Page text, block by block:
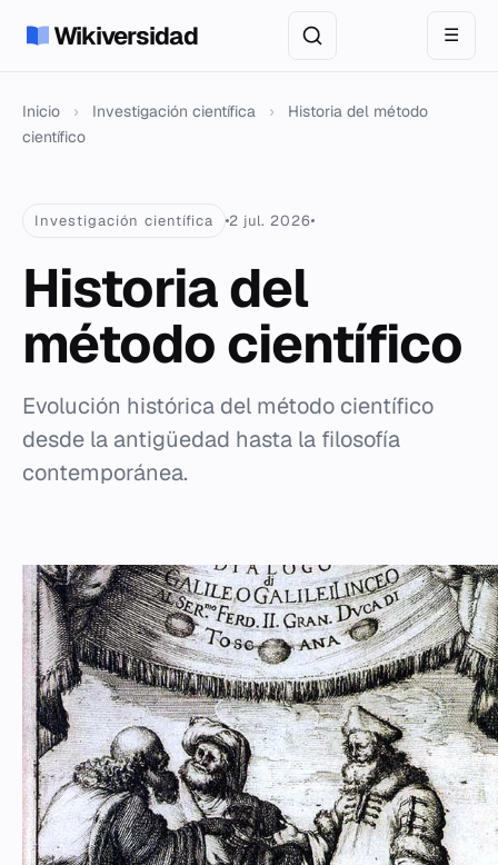
Wikiversidad ☰
Inicio › Investigación científica ›
Historia del método
científico
Investigación científica 2 jul. 2026
Historia del
método científico
Evolución histórica del método científico
desde la antigüedad hasta la filosofía
contemporánea.